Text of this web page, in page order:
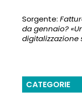
Sorgente:
da gennaio?
digitalizzazione
CATEGORIE